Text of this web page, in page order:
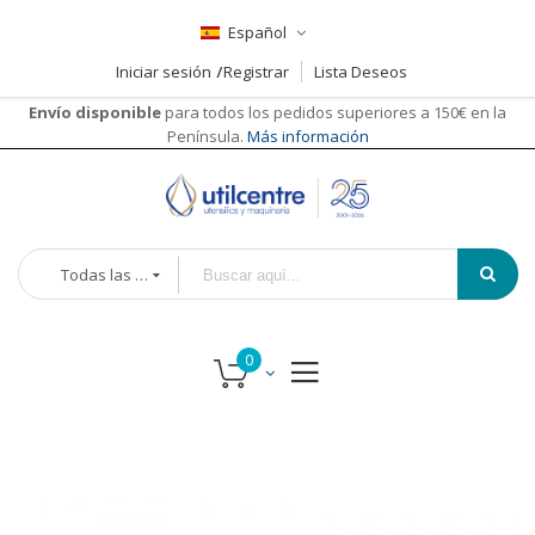
Español
Iniciar sesión
Registrar
Lista Deseos
Envío disponible para todos los pedidos superiores a 150€ en la
Península. Más información
Todas las categorías